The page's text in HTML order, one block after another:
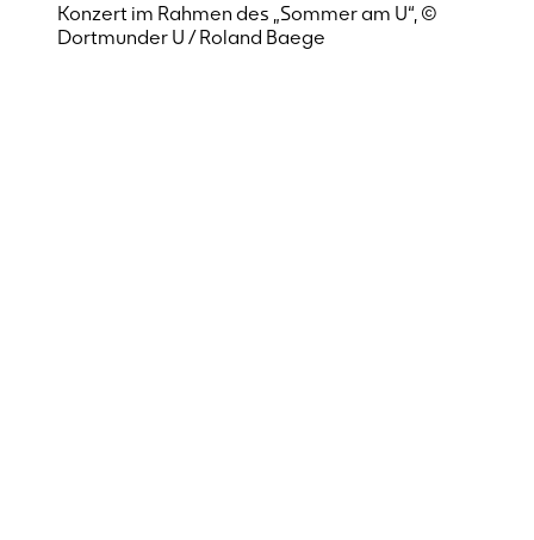
Konzert im Rahmen des „Sommer am U“, ©
Dortmunder U / Roland Baege